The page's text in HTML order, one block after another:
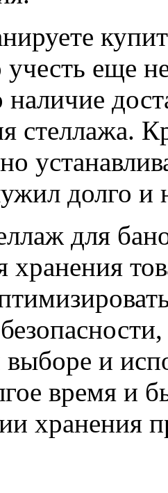
еще
наличие
стеллажа.
долго и
для
хранения
и
время и
хранения